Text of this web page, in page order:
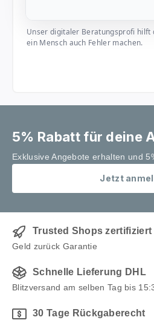
Unser digitaler Beratungsprofi hilft
ein Mensch auch Fehler machen.
5% Rabatt für deine
Exklusive Angebote erhalten und
Jetzt
Trusted Shops zertifiziert
Geld zurück Garantie
Schnelle Lieferung DHL
Blitzversand am selben Tag bis
30 Tage Rückgaberecht